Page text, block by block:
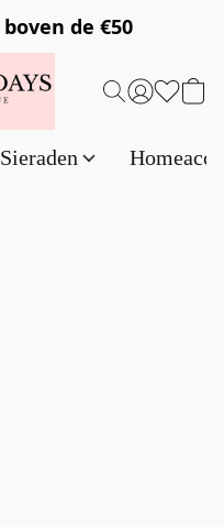
boven de €50
Sieraden